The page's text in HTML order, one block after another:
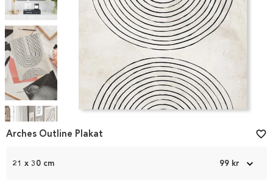
Item
1
21 x 30 cm 99 kr
Arches Outline Plakat favorite_border